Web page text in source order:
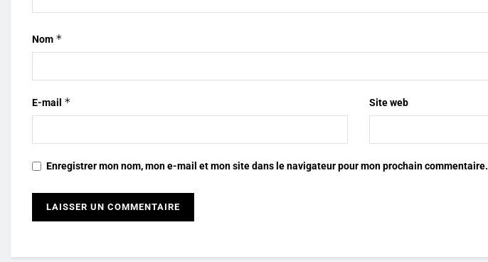
Nom *
E-mail * Site web
Enregistrer mon nom, mon e-mail et mon site dans le navigateur pour mon prochain commentaire.